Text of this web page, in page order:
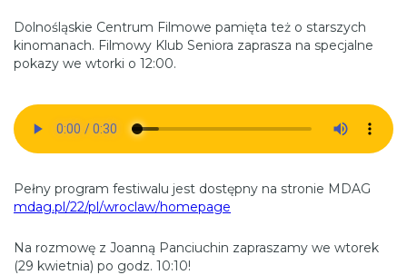
Dolnośląskie Centrum Filmowe pamięta też o starszych
kinomanach. Filmowy Klub Seniora zaprasza na specjalne
pokazy we wtorki o 12:00.
Pełny program festiwalu jest dostępny na stronie MDAG
mdag.pl/22/pl/wroclaw/homepage
Na rozmowę z Joanną Panciuchin zapraszamy we wtorek
(29 kwietnia) po godz. 10:10!